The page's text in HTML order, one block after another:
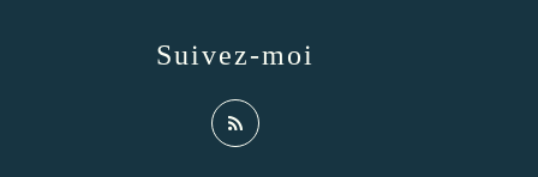
Suivez-moi